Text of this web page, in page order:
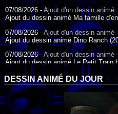
07/08/2026 - Ajout d'un dessin animé
Ajout du dessin animé Ma famille
07/08/2026 -Ajout d'un dessin animé
Ajout du dessin animé Dino Ranch
07/08/2026 -Ajout d'un dessin animé
Ajout du dessin animé Le Petit Train
07/08/2026 -Ajout d'un dessin animé
Ajout du dessin animé Agent Spécial
17/07/2026 -
Ajout d'un dessin animé
Ajout du dessin animé Peter Pan
DESSIN ANIMÉ DU JOUR